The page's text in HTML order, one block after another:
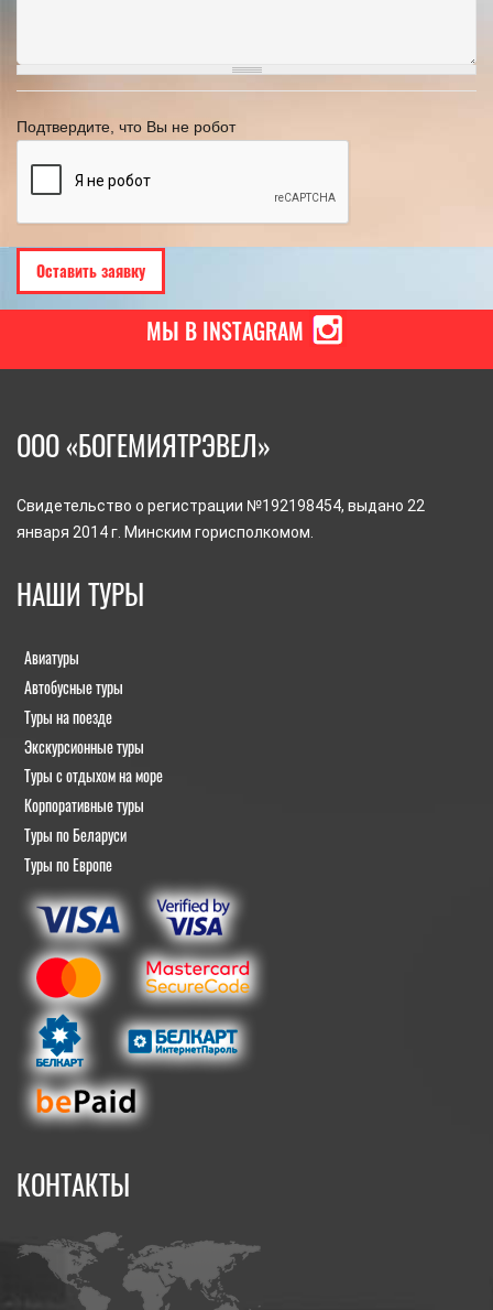
Подтвердите, что Вы не робот
МЫ В INSTAGRAM
ООО «БОГЕМИЯТРЭВЕЛ»
Свидетельство о регистрации №192198454, выдано 22
января 2014 г. Минским горисполкомом.
НАШИ ТУРЫ
Авиатуры
Автобусные туры
Туры на поезде
Экскурсионные туры
Туры с отдыхом на море
Корпоративные туры
Туры по Беларуси
Туры по Европе
КОНТАКТЫ